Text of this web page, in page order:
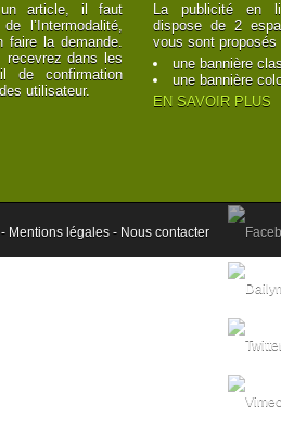
article, il faut
l’Intermodalité,
faire la demande.
dans les
de confirmation
utilisateur.
La publicité en
dispose de 2
vous sont proposés
une bannière
une bannière
EN SAVOIR PLUS
Mentions légales - Nous contacter